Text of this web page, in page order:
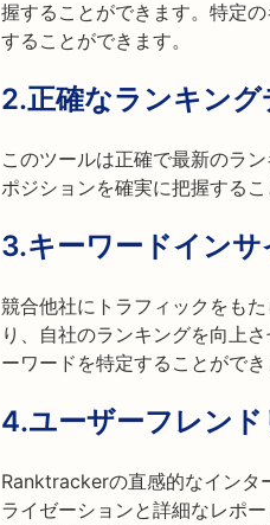
握することができます。特定
することができます。
2.正確なランキング
このツールは正確で最新のラ
ポジションを確実に把握するこ
3.キーワードインサ
競合他社にトラフィックをも
り、自社のランキングを向上
ーワードを特定することができ
4.ユーザーフレン
Ranktrackerの直感的なインタ
ライゼーションと詳細なレポ